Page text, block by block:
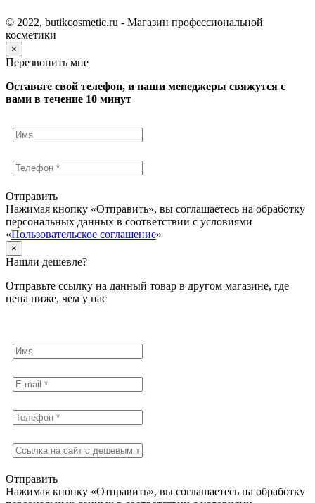
© 2022, butikcosmetic.ru - Магазин профессиональной
косметики
×
Перезвонить мне
Оставьте свой телефон, и наши менеджеры свяжутся с
вами в течение 10 минут
Отправить
Нажимая кнопку «Отправить», вы соглашаетесь на обработку
персональных данных в соответствии с условиями
«Пользовательское соглашение»
×
Нашли дешевле?
Отправьте ссылку на данный товар в другом магазине, где
цена ниже, чем у нас
Отправить
Нажимая кнопку «Отправить», вы соглашаетесь на обработку